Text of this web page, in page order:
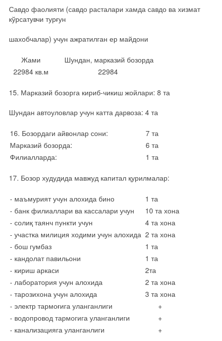
Савдо фаолияти (савдо расталари хамда савдо ва хизмат
кўрсатувчи турғун
шахобчалар) учун ажратилган ер майдони
Жами
Шундан, марказий бозорда
22984 кв.м
22984
15. Марказий бозорга кириб-чикиш жойлари: 8 та
Шундан автоуловлар учун катта дарвоза: 4 та
16. Бозордаги айвонлар сони:
7 та
Марказий бозорда:
6 та
Филиалларда:
1 та
17. Бозор худудида мавжуд капитал қурилмалар:
- маъмурият учун алохида бино
1 та
- банк филиаллари ва кассалари учун
10 та хона
- солиқ таянч пункти учун
4 та хона
- участка милиция ходими учун алохида 2 та хона
- бош гумбаз
1 та
- кандолат павильони
1 та
- кириш аркаси
2та
- лаборатория учун алохида
2 та хона
- тарозихона учун алохида
3 та хона
- электр тармоғига уланганлиги
+
- водопровод тармогига уланганлиги
+
- канализацияга уланганлиги
+